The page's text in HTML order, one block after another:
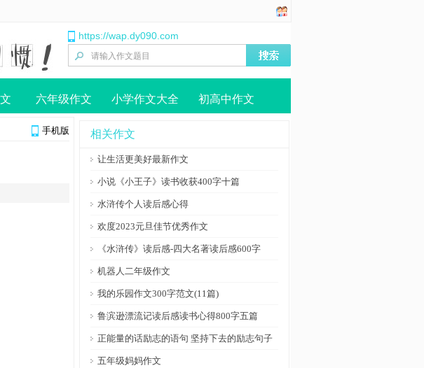
https://wap.dy090.com
六年级作文 小学作文大全 初高中作文
手机版 相关作文
让生活更美好最新作文
小说《小王子》读书收获400字十篇
水浒传个人读后感心得
欢度2023元旦佳节优秀作文
《水浒传》读后感-四大名著读后感600字
机器人二年级作文
我的乐园作文300字范文(11篇)
鲁滨逊漂流记读后感读书心得800字五篇
正能量的话励志的语句 坚持下去的励志句子
五年级妈妈作文